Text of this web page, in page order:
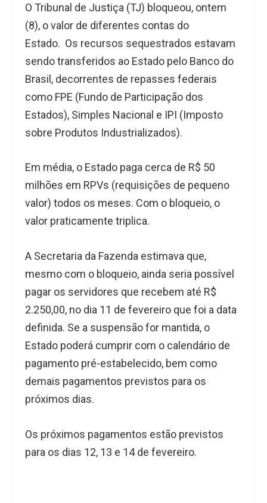
O Tribunal de Justiça (TJ) bloqueou, ontem
(8), o valor de diferentes contas do
Estado. Os recursos sequestrados estavam
sendo transferidos ao Estado pelo Banco do
Brasil, decorrentes de repasses federais
como FPE (Fundo de Participação dos
Estados), Simples Nacional e IPI (Imposto
sobre Produtos Industrializados).
Em média, o Estado paga cerca de R$ 50
milhões em RPVs (requisições de pequeno
valor) todos os meses. Com o bloqueio, o
valor praticamente triplica.
A Secretaria da Fazenda estimava que,
mesmo com o bloqueio, ainda seria possível
pagar os servidores que recebem até R$
2.250,00, no dia 11 de fevereiro que foi a data
definida. Se a suspensão for mantida, o
Estado poderá cumprir com o calendário de
pagamento pré-estabelecido, bem como
demais pagamentos previstos para os
próximos dias.
Os próximos pagamentos estão previstos
para os dias 12, 13 e 14 de fevereiro.